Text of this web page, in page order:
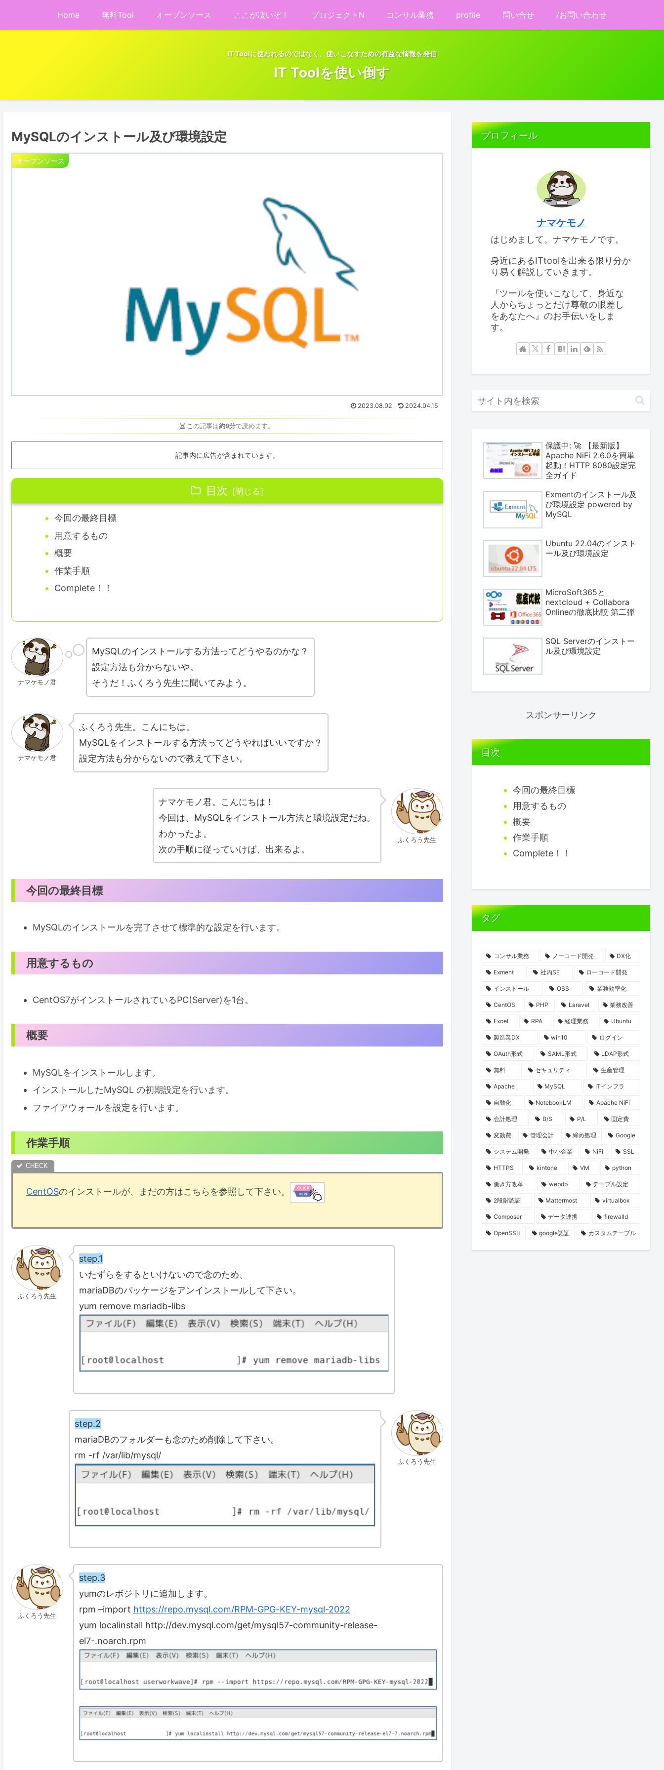
IT Toolに使われるのではなく、使いこなすための有益な情報を発信
IT Toolを使い倒す
Home 無料Tool オープンソース ここが凄いぞ！ プロジェクトN コンサル業務 profile 問い合せ /お問い合わせ
MySQLのインストール及び環境設定
オープンソース
2023.08.02 2024.04.15
この記事は約9分で読めます。
記事内に広告が含まれています。
目次
今回の最終目標
用意するもの
概要
作業手順
Complete！！
ナマケモノ君
MySQLのインストールする方法ってどうやるのかな？
設定方法も分からないや。
そうだ！ふくろう先生に聞いてみよう。
ナマケモノ君
ふくろう先生。こんにちは。
MySQLをインストールする方法ってどうやればいいですか？
設定方法も分からないので教えて下さい。
ふくろう先生
ナマケモノ君。こんにちは！
今回は、MySQLをインストール方法と環境設定だね。
わかったよ。
次の手順に従っていけば、出来るよ。
今回の最終目標
MySQLのインストールを完了させて標準的な設定を行います。
用意するもの
CentOS7がインストールされているPC(Server)を1台。
概要
MySQLをインストールします。
インストールしたMySQL の初期設定を行います。
ファイアウォールを設定を行います。
作業手順
CentOSのインストールが、まだの方はこちらを参照して下さい。
ふくろう先生
step.1
いたずらをするといけないので念のため、
mariaDBのパッケージをアンインストールして下さい。
yum remove mariadb-libs
ふくろう先生
step.2
mariaDBのフォルダーも念のため削除して下さい。
rm -rf /var/lib/mysql/
ふくろう先生
step.3
yumのレボジトリに追加します。
rpm –import https://repo.mysql.com/RPM-GPG-KEY-mysql-2022
yum localinstall http://dev.mysql.com/get/mysql57-community-release-
el7-.noarch.rpm
プロフィール
ナマケモノ
はじめまして。ナマケモノです。
身近にあるITtoolを出来る限り分か
り易く解説していきます。
『ツールを使いこなして、身近な
人からちょっとだけ尊敬の眼差し
をあなたへ』のお手伝いをしま
す。
保護中: 🚀 【最新版】
Apache NiFi 2.6.0を簡単
起動！HTTP 8080設定完
全ガイド
Exmentのインストール及
び環境設定 powered by
MySQL
Ubuntu 22.04のインスト
ール及び環境設定
MicroSoft365と
nextcloud + Collabora
Onlineの徹底比較 第二弾
SQL Serverのインストー
ル及び環境設定
スポンサーリンク
目次
今回の最終目標
用意するもの
概要
作業手順
Complete！！
タグ
コンサル業務 ノーコード開発 DX化
Exment 社内SE ローコード開発
インストール OSS 業務効率化
CentOS PHP Laravel 業務改善
Excel RPA 経理業務 Ubuntu
製造業DX win10 ログイン
OAuth形式 SAML形式 LDAP形式
無料 セキュリティ 生産管理
Apache MySQL ITインフラ
自動化 NotebookLM Apache NiFi
会計処理 B/S P/L 固定費
変動費 管理会計 締め処理 Google
システム開発 中小企業 NiFi SSL
HTTPS kintone VM python
働き方改革 webdb テーブル設定
2段階認証 Mattermost virtualbox
Composer データ連携 firewalld
OpenSSH google認証 カスタムテーブル